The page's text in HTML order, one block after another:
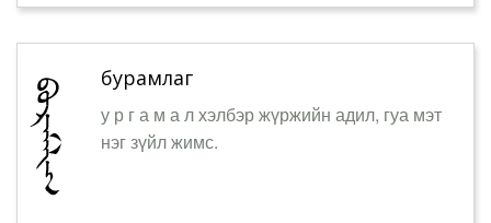
бурамлаг
у р г а м а л хэлбэр жүржийн адил, гуа мэт
нэг зүйл жимс.